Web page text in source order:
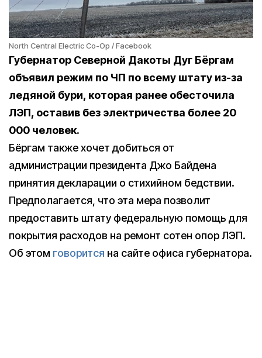
North Central Electric Co-Op / Facebook
Губернатор Северной Дакоты Дуг Бёргам
объявил режим по ЧП по всему штату из-за
ледяной бури, которая ранее обесточила
ЛЭП, оставив без электричества более 20
000 человек.
Бёргам также хочет добиться от
администрации президента Джо Байдена
принятия декларации о стихийном бедствии.
Предполагается, что эта мера позволит
предоставить штату федеральную помощь для
покрытия расходов на ремонт сотен опор ЛЭП.
Об этом говорится на сайте офиса губернатора.